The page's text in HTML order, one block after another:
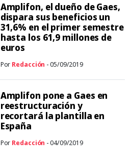
Amplifon, el dueño de Gaes,
dispara sus beneficios un
31,6% en el primer semestre
hasta los 61,9 millones de
euros
Por Redacción - 05/09/2019
Amplifon pone a Gaes en
reestructuración y
recortará la plantilla en
España
Por Redacción - 04/09/2019